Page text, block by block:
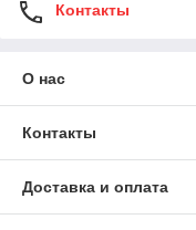
Контакты
О нас
Контакты
Доставка и оплата